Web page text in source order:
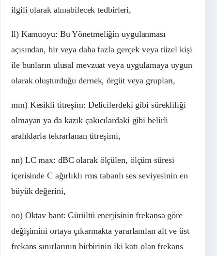
ilgili olarak alınabilecek tedbirleri,
ll) Kamuoyu: Bu Yönetmeliğin uygulanması
açısından, bir veya daha fazla gerçek veya tüzel kişi
ile bunların ulusal mevzuat veya uygulamaya uygun
olarak oluşturduğu dernek, örgüt veya grupları,
mm) Kesikli titreşim: Delicilerdeki gibi sürekliliği
olmayan ya da kazık çakıcılardaki gibi belirli
aralıklarla tekrarlanan titreşimi,
nn) LC max: dBC olarak ölçülen, ölçüm süresi
içerisinde C ağırlıklı rms tabanlı ses seviyesinin en
büyük değerini,
oo) Oktav bant: Gürültü enerjisinin frekansa göre
değişimini ortaya çıkarmakta yararlanılan alt ve üst
frekans sınırlarının birbirinin iki katı olan frekans